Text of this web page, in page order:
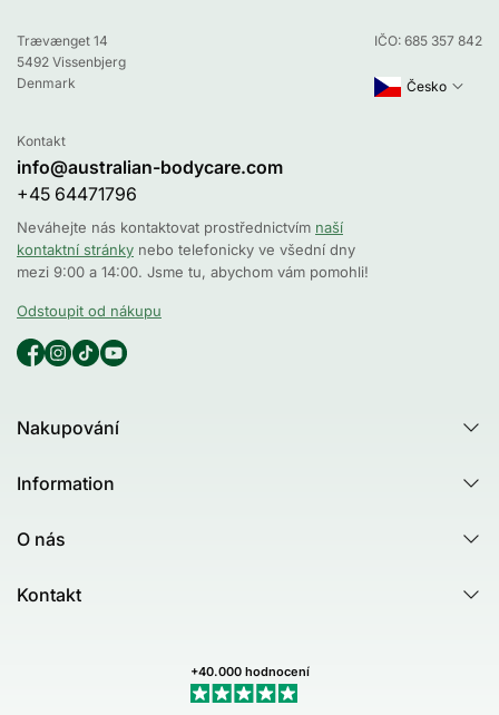
Trævænget 14
5492 Vissenbjerg
Denmark
IČO: 685 357 842
Česko
Nakupování
Produktový rádce - Test
Information
O nás
Kontakt
Můj profil (Stav objednávky)
Kontakt
info@australian-bodycare.com
+45 64471796
Neváhejte nás kontaktovat prostřednictvím naší
kontaktní stránky nebo telefonicky ve všední dny
mezi 9:00 a 14:00. Jsme tu, abychom vám pomohli!
Odstoupit od nákupu
+40.000 hodnocení